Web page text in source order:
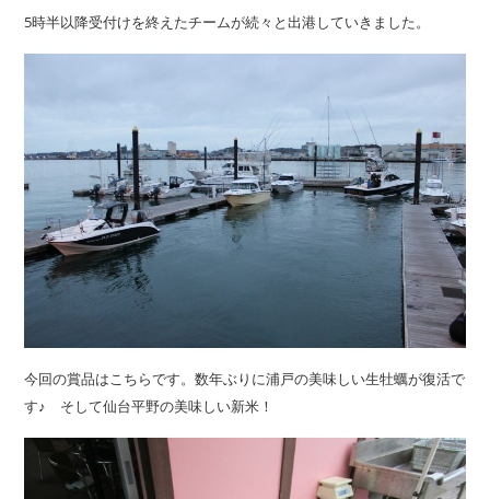
5時半以降受付けを終えたチームが続々と出港していきました。
今回の賞品はこちらです。数年ぶりに浦戸の美味しい生牡蠣が復活で
す♪ そして仙台平野の美味しい新米！